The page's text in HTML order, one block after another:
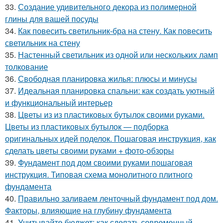
33. Создание удивительного декора из полимерной
глины для вашей посуды
34. Как повесить светильник-бра на стену. Как повесить
светильник на стену
35. Настенный светильник из одной или нескольких ламп
толкование
36. Свободная планировка жилья: плюсы и минусы
37. Идеальная планировка спальни: как создать уютный
и функциональный интерьер
38. Цветы из из пластиковых бутылок своими руками.
Цветы из пластиковых бутылок — подборка
оригинальных идей поделок. Пошаговая инструкция, как
сделать цветы своими руками + фото-обзоры
39. Фундамент под дом своими руками пошаговая
инструкция. Типовая схема монолитного плитного
фундамента
40. Правильно заливаем ленточный фундамент под дом.
Факторы, влияющие на глубину фундамента